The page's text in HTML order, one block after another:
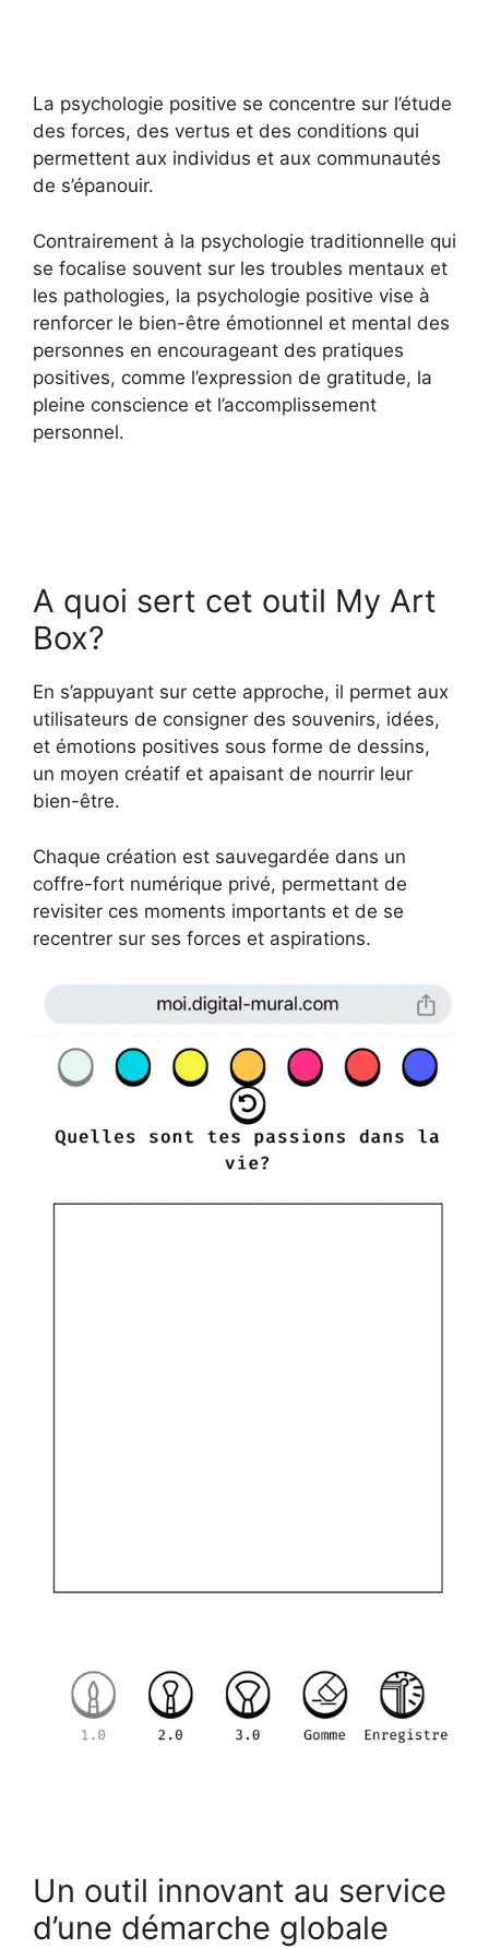
La psychologie positive se concentre sur l’étude
des forces, des vertus et des conditions qui
permettent aux individus et aux communautés
de s’épanouir.
Contrairement à la psychologie traditionnelle qui
se focalise souvent sur les troubles mentaux et
les pathologies, la psychologie positive vise à
renforcer le bien-être émotionnel et mental des
personnes en encourageant des pratiques
positives, comme l’expression de gratitude, la
pleine conscience et l’accomplissement
personnel.
A quoi sert cet outil My Art
Box?
En s’appuyant sur cette approche, il permet aux
utilisateurs de consigner des souvenirs, idées,
et émotions positives sous forme de dessins,
un moyen créatif et apaisant de nourrir leur
bien-être.
Chaque création est sauvegardée dans un
coffre-fort numérique privé, permettant de
revisiter ces moments importants et de se
recentrer sur ses forces et aspirations.
Un outil innovant au service
d’une démarche globale